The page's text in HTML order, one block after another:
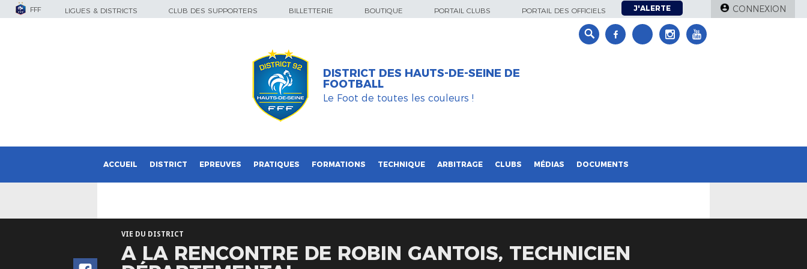
FFF LIGUES & DISTRICTS CLUB DES SUPPORTERS BILLETTERIE BOUTIQUE PORTAIL CLUBS PORTAIL DES OFFICIELS J'ALERTE CONNEXION
DISTRICT DES HAUTS-DE-SEINE DE
FOOTBALL
Le Foot de toutes les couleurs !
ACCUEIL DISTRICT EPREUVES PRATIQUES FORMATIONS TECHNIQUE ARBITRAGE CLUBS MÉDIAS DOCUMENTS
VIE DU DISTRICT
A LA RENCONTRE DE ROBIN GANTOIS, TECHNICIEN